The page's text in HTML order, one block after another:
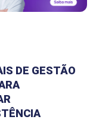
DE GESTÃO